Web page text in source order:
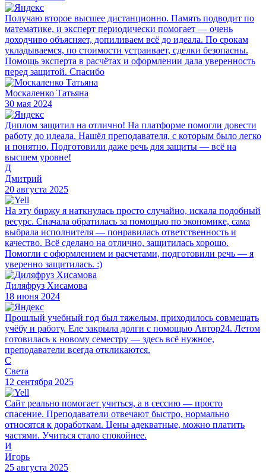
Получаю второе высшее дистанционно. Память подводит по
математике, и эксперт периодически помогает — очень
доходчиво объясняет, допиливаем всё до идеала. По срокам
укладываемся, по стоимости устраивает, сделки безопасны.
Помощь эксперта в расчётах и оформлении дала уверенность
перед защитой. Спасибо
Москаленко Татьяна
30 мая 2024
Диплом защитил на отлично! На платформе помогли довести
работу до идеала. Нашёл преподавателя, с которым было легко
и понятно. Подготовили даже речь для защиты — всё на
высшем уровне!
Д
Дмитрий
20 августа 2025
На эту биржу я наткнулась просто случайно, искала подобный
ресурс. Сначала обратилась за помощью по экономике, сама
выбрала исполнителя — понравилась ответственность и
качество. Всё сделано на отлично, защитилась хорошо.
Помогли с оформлением и расчетами, подготовили речь — я
уверенно защитилась. :)
Диляфруз Хисамова
18 июня 2024
Прошлый учебный год был тяжелым, приходилось совмещать
учёбу и работу. Еле закрыла долги с помощью Автор24. Летом
готовилась к новому семестру — здесь всё нужное,
преподаватели всегда откликаются.
С
Света
12 сентября 2025
Сайт реально помогает учиться, а в сессию — просто
спасение. Преподаватели отвечают быстро, нормально
относятся к доработкам. Цены адекватные, можно платить
частями. Учиться стало спокойнее.
И
Игорь
25 августа 2025